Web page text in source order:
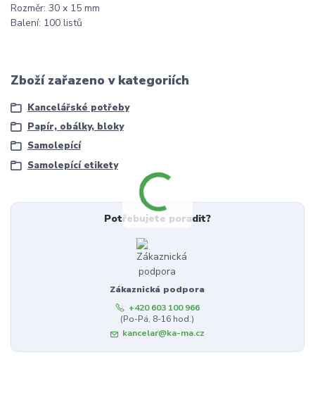
Rozměr: 30 x 15 mm
Balení: 100 listů
Zboží zařazeno v kategoriích
Kancelářské potřeby
Papír, obálky, bloky
Samolepící
Samolepící etikety
Potřebujete poradit?
Zákaznická podpora
+420 603 100 966
(Po-Pá, 8-16 hod.)
kancelar@ka-ma.cz